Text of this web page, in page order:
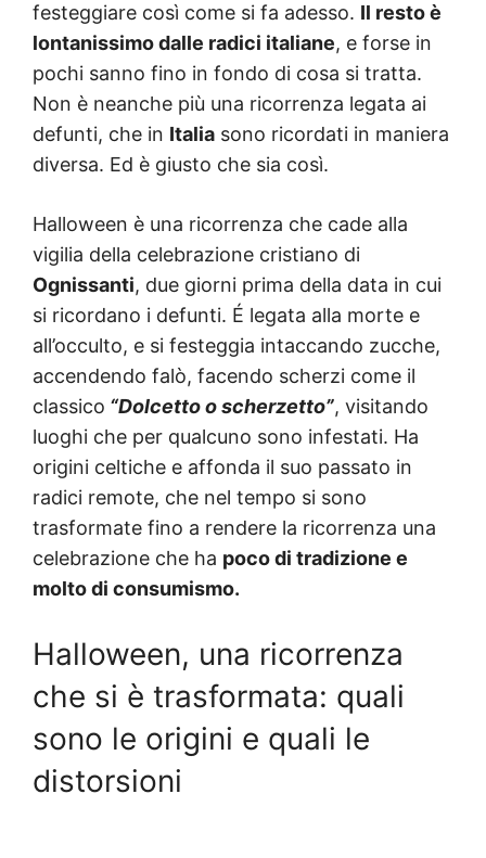
festeggiare così come si fa adesso. Il resto è
lontanissimo dalle radici italiane, e forse in
pochi sanno fino in fondo di cosa si tratta.
Non è neanche più una ricorrenza legata ai
defunti, che in Italia sono ricordati in maniera
diversa. Ed è giusto che sia così.
Halloween è una ricorrenza che cade alla
vigilia della celebrazione cristiano di
Ognissanti, due giorni prima della data in cui
si ricordano i defunti. É legata alla morte e
all’occulto, e si festeggia intaccando zucche,
accendendo falò, facendo scherzi come il
classico “Dolcetto o scherzetto”, visitando
luoghi che per qualcuno sono infestati. Ha
origini celtiche e affonda il suo passato in
radici remote, che nel tempo si sono
trasformate fino a rendere la ricorrenza una
celebrazione che ha poco di tradizione e
molto di consumismo.
Halloween, una ricorrenza
che si è trasformata: quali
sono le origini e quali le
distorsioni